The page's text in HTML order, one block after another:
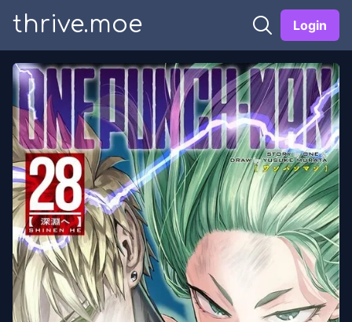
thrive.moe Login